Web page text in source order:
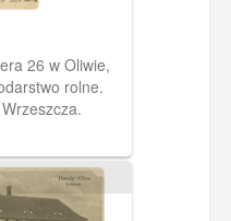
26 w Oliwie,
rolne.